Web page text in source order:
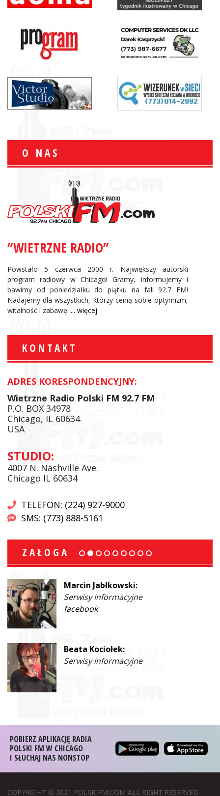
O NAS
“WIETRZNE RADIO”
Powstało 5 czerwca 2000 r. Największy autorski
program radiowy w Chicago! Gramy, informujemy i
bawimy od poniedziałku do piątku na fali 92.7 FM!
Nadajemy dla wszystkich, którzy cenią sobie optymizm,
witalność i zabawę. ... więcej
KONTAKT
ADRES KORESPONDENCYJNY:
Wietrzne Radio Polski FM 92.7 FM
P.O. BOX 34978
Chicago, IL 60634
USA
STUDIO:
4007 N. Nashville Ave.
Chicago IL 60634
TELEFON: (224) 927-9000
SMS: (773) 888-5161
ZAŁOGA
Marcin Jabłkowski:
Serwisy Informacyjne
facebook
Beata Kociołek:
Serwisy informacyjne
POBIERZ APLIKACJĘ RADIA
POLSKI FM W CHICAGO
I SŁUCHAJ NAS NONSTOP
COPYRGIHT © 2021 POLSKIFM.COM ALL RIGHT RESERVED.